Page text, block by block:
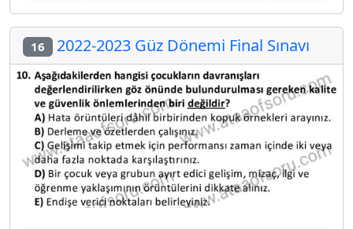
16 2022-2023 Güz Dönemi Final Sınavı